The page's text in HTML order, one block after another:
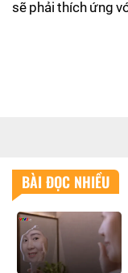
sẽ phải thích ứng
BÀI ĐỌC NHIỀU